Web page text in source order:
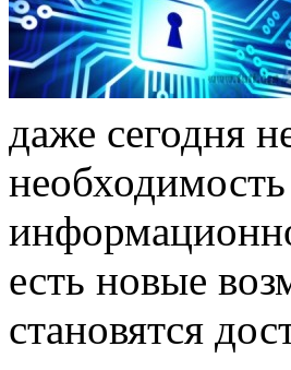
даже сегодня
есть новые
становятся